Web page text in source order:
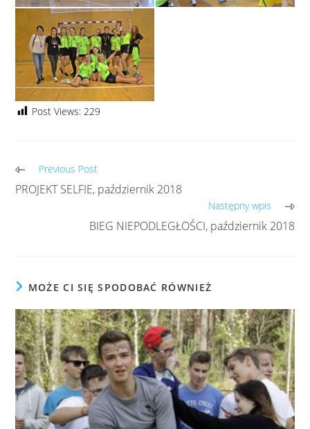
Post Views: 229
Previous Post
PROJEKT SELFIE, październik 2018
Następny wpis
BIEG NIEPODLEGŁOŚCI, październik 2018
MOŻE CI SIĘ SPODOBAĆ RÓWNIEŻ